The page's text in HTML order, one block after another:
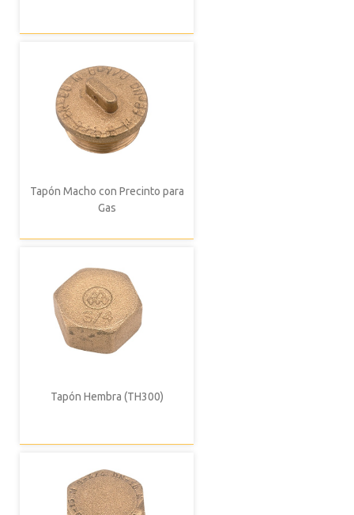
Tapón Macho con Precinto para
Gas
Tapón Hembra (TH300)